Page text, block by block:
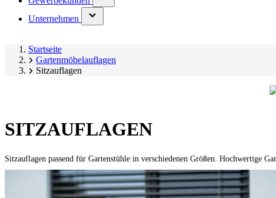
submenu)
Unternehmen
(has
submenu)
Startseite
Gartenmöbelauflagen
Sitzauflagen
SITZAUFLAGEN
Sitzauflagen passend für Gartenstühle in verschiedenen Größen. Hochwertige